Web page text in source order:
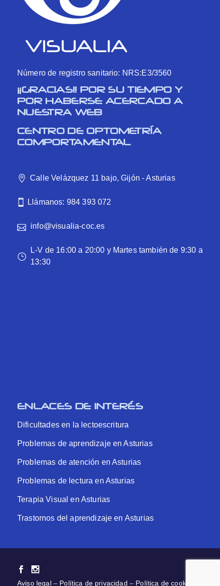
Número de registro sanitario: NRS:E3/3560
¡¡GRACIAS!! POR SU TIEMPO Y
POR HABERSE ACERCADO A
NUESTRA WEB
CENTRO DE OPTOMETRÍA
COMPORTAMENTAL
Calle Velázquez 11 bajo, Gijón - Asturias
Llámanos: 984 393 072
info@visualia-coc.es
L-V de 16:00 a 20:00 y Martes también de 9:30 a
13:30
ENLACES DE INTERÉS
Dificultades en la lectoescritura
Problemas de aprendizaje en Asturias
Problemas de atención en Asturias
Problemas de lectura en Asturias
Terapia Visual en Asturias
Trastornos del aprendizaje en Asturias
Aviso legal– Política de privacidad – Política de cookies